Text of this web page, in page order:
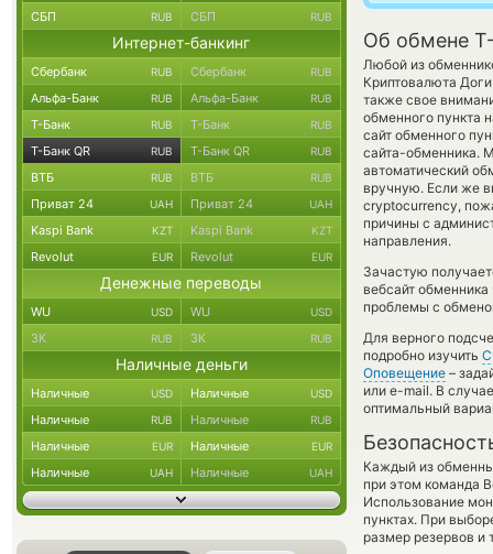
Об обмене
Любой из
Криптовалюта
также свое
обменного пункта
сайт обменного
сайта-обменника.
автоматический
вручную. Если же
cryptocurrency,
причины с
направления.
Зачастую
вебсайт
проблемы с
Для верного
подробно изучить
Оповещение –
или e-mail. В
оптимальный
Каждый из
при этом команда
Использование
пунктах. При
размер резервов и
СБП RUB СБП RUB
Интернет-банкинг
Сбербанк RUB Сбербанк RUB
Альфа-Банк RUB Альфа-Банк RUB
Т-Банк RUB Т-Банк RUB
Т-Банк QR RUB Т-Банк QR RUB
ВТБ RUB ВТБ RUB
Приват 24 UAH Приват 24 UAH
Kaspi Bank KZT Kaspi Bank KZT
Revolut EUR Revolut EUR
Денежные переводы
WU USD WU USD
ЗК RUB ЗК RUB
Наличные деньги
Наличные USD Наличные USD
Наличные RUB Наличные RUB
Наличные EUR Наличные EUR
Наличные UAH Наличные UAH